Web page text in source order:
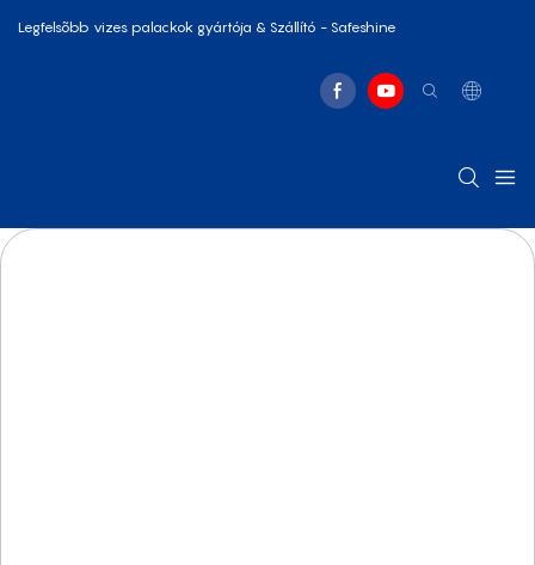
Legfelsõbb vizes palackok gyártója & Szállító - Safeshine